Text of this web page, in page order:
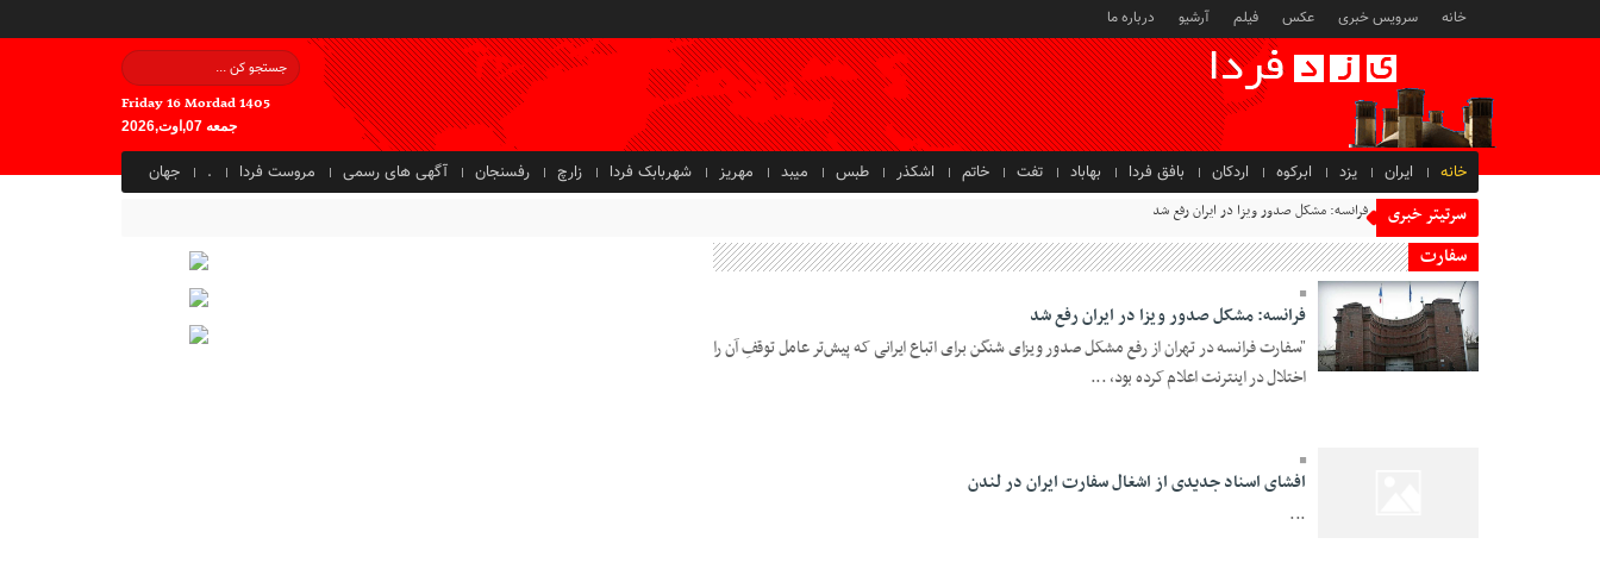
خانه سرویس خبری عکس فیلم آرشیو درباره ما
Friday 16 Mordad 1405
جمعه 07,اوت,2026
خانه ایران یزد ابرکوه اردکان بافق فردا بهاباد تفت خاتم اشکذر طبس میبد مهریز شهربابک فردا زارچ رفسنجان آگهی های رسمی مروست فردا . جهان
سرتیتر خبری فرانسه: مشکل صدور ویزا در ایران رفع شد
سفارت
29 Mehr 1401 - 18:46
فرانسه: مشکل صدور ویزا در ایران رفع شد
"سفارت فرانسه در تهران از رفع مشکل صدور ویزای شنگن برای اتباع ایرانی که پیش‌تر عامل توقفِ آن را
اختلال در اینترنت اعلام کرده بود، ...
افشای اسناد جدیدی از اشغال سفارت ایران در لندن
...